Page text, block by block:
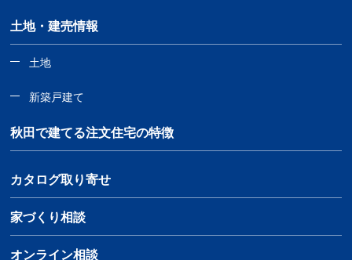
土地・建売情報
土地
新築戸建て
秋田で建てる注文住宅の特徴
カタログ取り寄せ
家づくり相談
オンライン相談